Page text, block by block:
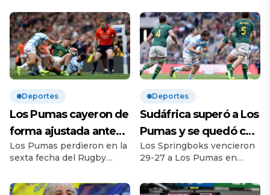
Deportes
Los Pumas cayeron de
forma ajustada ante
Sudáfrica en el cierre
del Rugby
Championship |
Los Pumas perdieron en la
sexta fecha del Rugby
Sudáfrica de manera
Deportes
Sudáfrica superó a Los
Pumas y se quedó con
el Rugby
Championship | El
seleccionado
Los Springboks vencieron
29-27 a Los Pumas en
torneo por segundo año